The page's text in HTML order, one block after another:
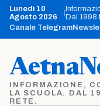
Vai
contenuto
Lunedì 10
Agosto 2026
Dal 1998
Canale Telegram
INFORMAZIONE,
LA SCUOLA. DAL
RETE.